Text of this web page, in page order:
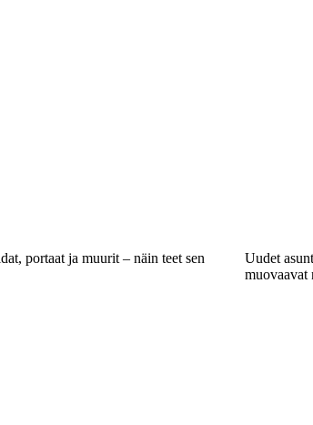
portaat ja muurit – näin teet sen
Uudet
muovaavat